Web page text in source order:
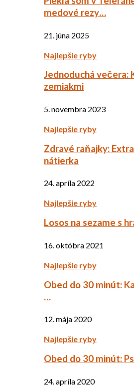
medové rezy…
21. júna 2025
Najlepšie ryby
Jednoduchá večera:
zemiakmi
5. novembra 2023
Najlepšie ryby
Zdravé raňajky:
nátierka
24. apríla 2022
Najlepšie ryby
Losos na sezame s
16. októbra 2021
Najlepšie ryby
Obed do 30 minút:
…
12. mája 2020
Najlepšie ryby
Obed do 30 minút:
24. apríla 2020